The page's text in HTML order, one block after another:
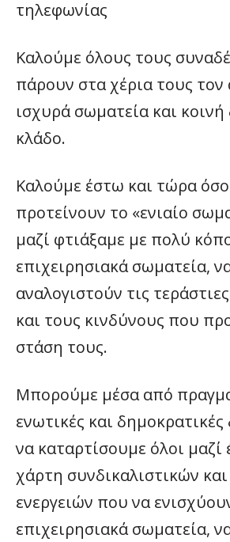
τηλεφωνίας
Καλούμε όλους τους
πάρουν στα χέρια τους τον
ισχυρά σωματεία και
κλάδο.
Καλούμε έστω και τώρα
προτείνουν το «ενιαίο
μαζί φτιάξαμε με πολύ
επιχειρησιακά σωματεία,
αναλογιστούν τις
και τους κινδύνους που
στάση τους.
Μπορούμε μέσα από
ενωτικές και δημοκρατικές
να καταρτίσουμε όλοι μαζί
χάρτη συνδικαλιστικών
ενεργειών που να
επιχειρησιακά σωματεία,